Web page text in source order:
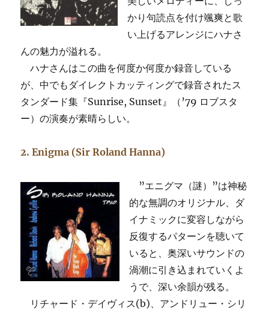
かり句読点を付け颯爽と歌
い上げるアレンジにハナさ
んの魅力が溢れる。
ハナさんはこの曲を何度か何度か録音している
が、中でもダイレクトカッティングで録音されたス
タンダード集『Sunrise, Sunset』（’79 ロブスタ
ー）の演奏が素晴らしい。
2. Enigma (Sir Roland Hanna)
”エニグマ（謎）”は神秘
的な無調のオリジナル、ダ
イナミックに変容しながら
反復するパターンを聴いて
いると、奥深いサウンドの
渦潮に引き込まれていくよ
うで、深い余韻が残る。
リチャード・デイヴィス(b)、アンドリュー・シリ